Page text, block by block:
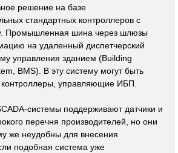
решение на базе
стандартных контроллеров с
Промышленная шина через шлюзы
на удаленный диспетчерский
управления зданием (Building
BMS). В эту систему могут быть
контроллеры, управляющие ИБП.
системы поддерживают датчики и
перечня производителей, но они
же неудобны для внесения
подобная система уже